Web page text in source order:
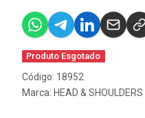
Produto Esgotado
Código: 18952
Marca: HEAD & SHOULDERS